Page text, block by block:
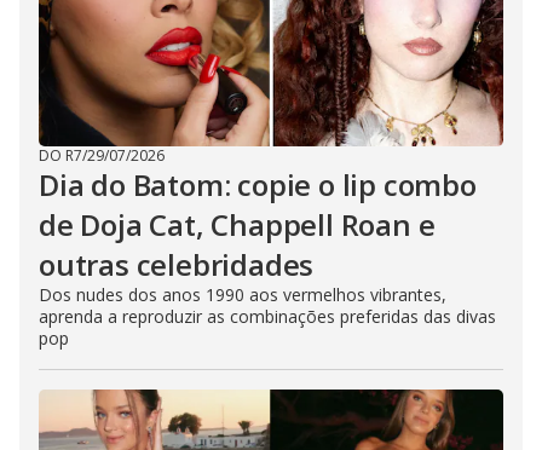
DO R7/29/07/2026
Dia do Batom: copie o lip combo
de Doja Cat, Chappell Roan e
outras celebridades
Dos nudes dos anos 1990 aos vermelhos vibrantes,
aprenda a reproduzir as combinações preferidas das divas
pop